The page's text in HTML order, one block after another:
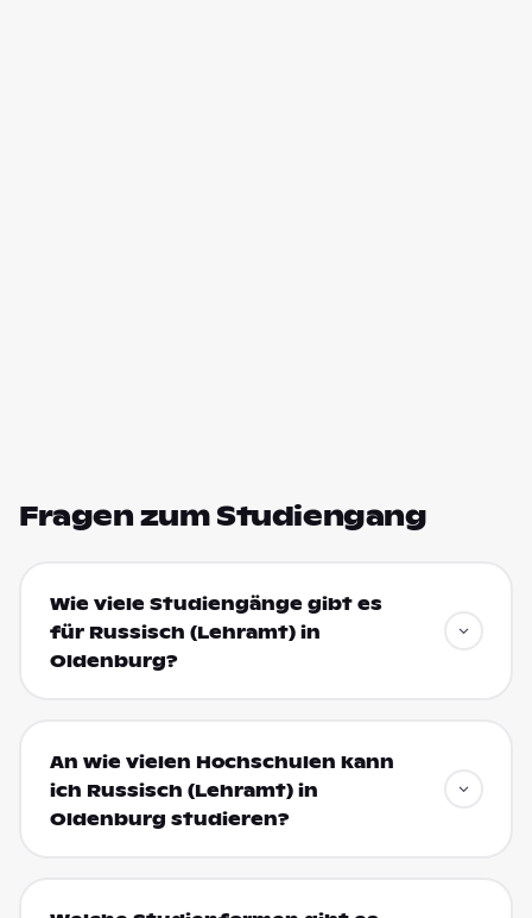
Fragen zum Studiengang
Wie viele Studiengänge gibt es
für Russisch (Lehramt) in
Oldenburg?
An wie vielen Hochschulen kann
ich Russisch (Lehramt) in
Oldenburg studieren?